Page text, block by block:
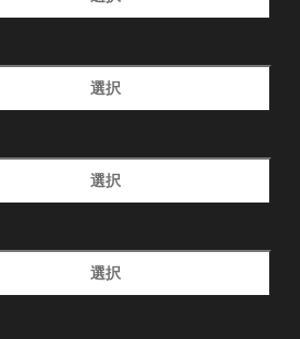
選択
選択
選択